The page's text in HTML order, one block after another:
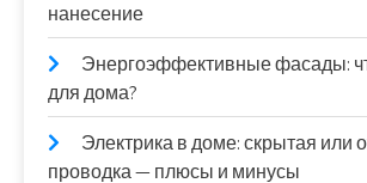
нанесение
Энергоэффективные фасады:
для дома?
Электрика в доме: скрытая или
проводка — плюсы и минусы